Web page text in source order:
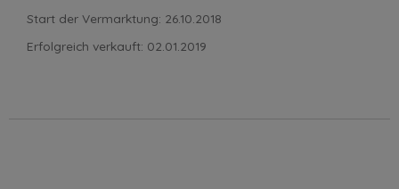
Start der Vermarktung: 26.10.2018
Erfolgreich verkauft: 02.01.2019